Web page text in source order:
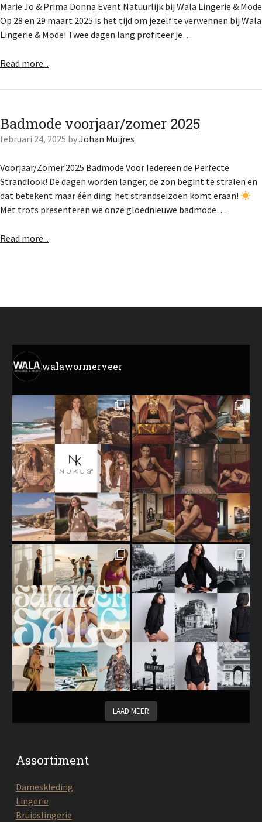
Marie Jo & Prima Donna Event Natuurlijk bij Wala Lingerie & Mode
Op 28 en 29 maart 2025 is het tijd om jezelf te verwennen bij Wala
Lingerie & Mode! Twee dagen lang profiteer je…
Read more...
Badmode voorjaar/zomer 2025
februari 24, 2025 byJohan Muijres
Voorjaar/Zomer 2025 Badmode Voor Iedereen de Perfecte
Strandlook! De dagen worden langer, de zon begint te stralen en
dat betekent maar één ding: het strandseizoen komt eraan!
Met trots presenteren we onze gloednieuwe badmode…
Read more...
walawormerveer
LAAD MEER
Assortiment
Dameskleding
Lingerie
Bruidslingerie